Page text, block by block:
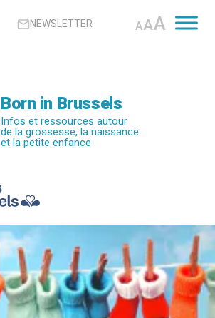
NEWSLETTER AAA
Born in Brussels
Infos et ressources autour
de la grossesse, la naissance
et la petite enfance